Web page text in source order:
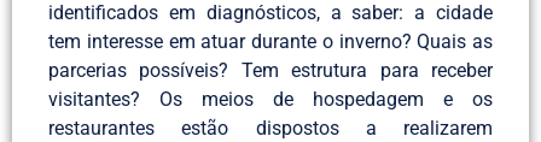
identificados em diagnósticos, a saber: a cidade
tem interesse em atuar durante o inverno? Quais as
parcerias possíveis? Tem estrutura para receber
visitantes? Os meios de hospedagem e os
restaurantes estão dispostos a realizarem